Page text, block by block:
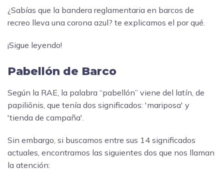
¿Sabías que la bandera reglamentaria en barcos de
recreo lleva una corona azul? te explicamos el por qué.
¡Sigue leyendo!
Pabellón de Barco
Según la RAE, la palabra “pabellón” viene del latín, de
papiliōnis, que tenía dos significados: 'mariposa' y
'tienda de campaña'.
Sin embargo, si buscamos entre sus 14 significados
actuales, encontramos las siguientes dos que nos llaman
la atención: